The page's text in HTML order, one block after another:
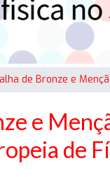
e
de